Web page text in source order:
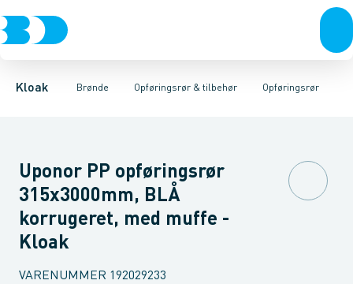
Kloak Brønde
Rør & fittingsBrønde BrøndgodsLinjeafvandingTanke,
Opføringsrør & tilbehør
Rense & inspektions brøndeOpføringsrør & tilbehør
Opføringsrør
OpføringsrørTætningsringeLågBundeMuffer Reduktioner
Uponor PP opføringsrør
315x3000mm, BLÅ
korrugeret, med muffe -
Kloak
VARENUMMER 192029233